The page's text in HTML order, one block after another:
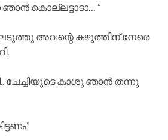
ഞാൻ കൊല്ലട്ടാടാ… ”
അവന്റെ കഴുത്തിന് നേരെ
ചേച്ചിയുടെ കാശു ഞാൻ തന്നു